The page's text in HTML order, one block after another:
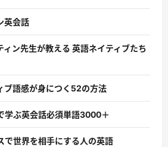
英会話
ィン先生が教える 英語ネイティブたち
ブ語感が身につく52の方法
学ぶ英会話必須単語3000＋
で世界を相手にする人の英語